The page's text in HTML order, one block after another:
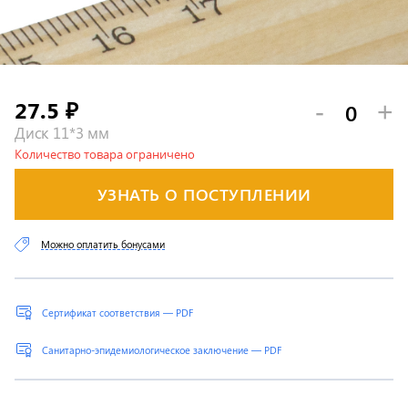
Диск 11*3 мм
27.5 ₽ - +
УЗНАТЬ О ПОСТУПЛЕНИИ
Количество товара ограничено
Сертификат соответствия — PDF
Санитарно-эпидемиологическое заключение — PDF
Можно оплатить бонусами